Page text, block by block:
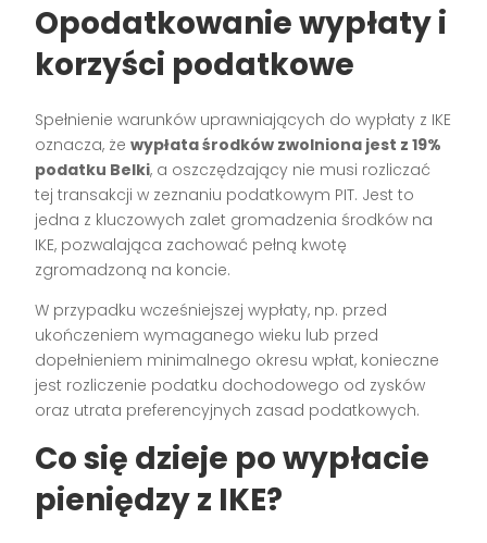
Opodatkowanie wypłaty i
korzyści podatkowe
Spełnienie warunków uprawniających do wypłaty z IKE
oznacza, żewypłata środków zwolniona jest z 19%
podatku Belki, a oszczędzający nie musi rozliczać
tej transakcji w zeznaniu podatkowym PIT. Jest to
jedna z kluczowych zalet gromadzenia środków na
IKE, pozwalająca zachować pełną kwotę
zgromadzoną na koncie.
W przypadku wcześniejszej wypłaty, np. przed
ukończeniem wymaganego wieku lub przed
dopełnieniem minimalnego okresu wpłat, konieczne
jest rozliczenie podatku dochodowego od zysków
oraz utrata preferencyjnych zasad podatkowych.
Co się dzieje po wypłacie
pieniędzy z IKE?